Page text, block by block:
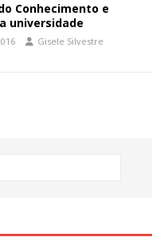
Conhecimento e
universidade
Gisele Silvestre